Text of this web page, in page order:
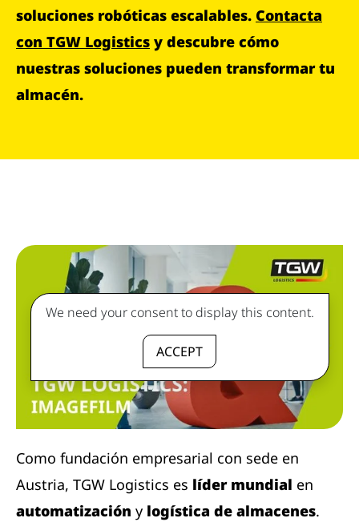
soluciones robóticas escalables. Contacta
con TGW Logistics y descubre cómo
nuestras soluciones pueden transformar tu
almacén.
We need your consent to display this content.
ACCEPT
Como fundación empresarial con sede en
Austria, TGW Logistics es líder mundial en
automatización y logística de almacenes.